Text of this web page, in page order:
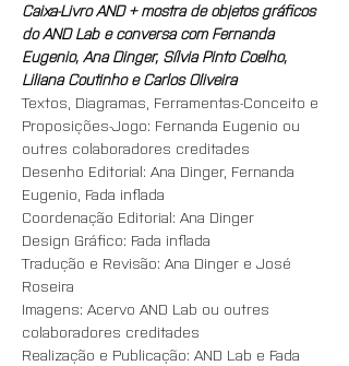
Caixa-Livro AND + mostra de objetos gráficos
do AND Lab e conversa com Fernanda
Eugenio, Ana Dinger, Sílvia Pinto Coelho,
Liliana Coutinho e Carlos Oliveira
Textos, Diagramas, Ferramentas-Conceito e
Proposições-Jogo: Fernanda Eugenio ou
outres colaboradores creditades
Desenho Editorial: Ana Dinger, Fernanda
Eugenio, Fada inflada
Coordenação Editorial: Ana Dinger
Design Gráfico: Fada inflada
Tradução e Revisão: Ana Dinger e José
Roseira
Imagens: Acervo AND Lab ou outres
colaboradores creditades
Realização e Publicação: AND Lab e Fada